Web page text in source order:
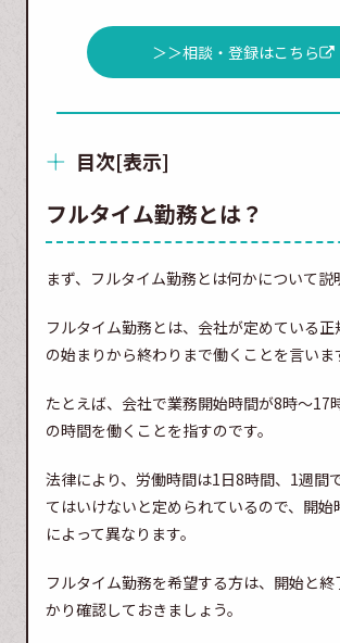
＞＞相談・登録はこちら
目次[表示]
フルタイム勤務とは？
まず、フルタイム勤務とは何かについて説
フルタイム勤務とは、会社が定めている
の始まりから終わりまで働くことを言いま
たとえば、会社で業務開始時間が8時～17
の時間を働くことを指すのです。
法律により、労働時間は1日8時間、1週間
てはいけないと定められているので、開始
によって異なります。
フルタイム勤務を希望する方は、開始と終
かり確認しておきましょう。